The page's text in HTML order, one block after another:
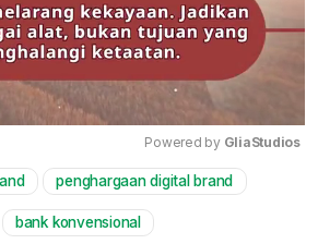
Mute
Powered by GliaStudios
penghargaan digital brand
bank konvensional